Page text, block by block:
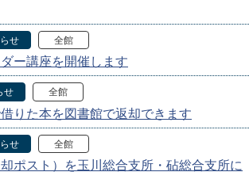
せ 全館
ー講座を開催します
せ 全館
りた本を図書館で返却できます
せ 全館
ポスト）を玉川総合支所・砧総合支所に